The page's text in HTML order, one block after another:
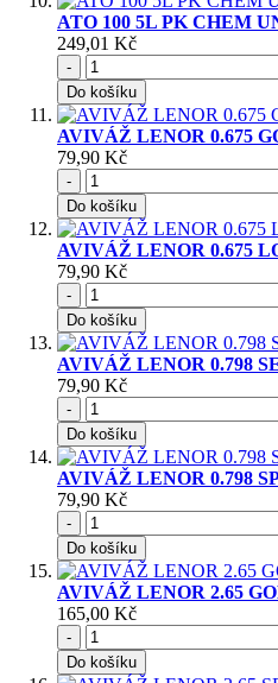
ATO 100 5L PK CHEM
249,01 Kč
-
Do košíku
AVIVÁŽ LENOR 0.675
79,90 Kč
-
Do košíku
AVIVÁŽ LENOR 0.675
79,90 Kč
-
Do košíku
AVIVÁŽ LENOR 0.798
79,90 Kč
-
Do košíku
AVIVÁŽ LENOR 0.798
79,90 Kč
-
Do košíku
AVIVÁŽ LENOR 2.65
165,00 Kč
-
Do košíku